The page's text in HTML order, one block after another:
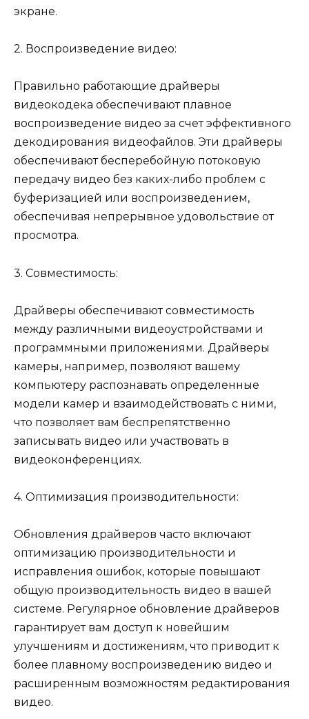
экране.
2. Воспроизведение видео:
Правильно работающие драйверы
видеокодека обеспечивают плавное
воспроизведение видео за счет эффективного
декодирования видеофайлов. Эти драйверы
обеспечивают бесперебойную потоковую
передачу видео без каких-либо проблем с
буферизацией или воспроизведением,
обеспечивая непрерывное удовольствие от
просмотра.
3. Совместимость:
Драйверы обеспечивают совместимость
между различными видеоустройствами и
программными приложениями. Драйверы
камеры, например, позволяют вашему
компьютеру распознавать определенные
модели камер и взаимодействовать с ними,
что позволяет вам беспрепятственно
записывать видео или участвовать в
видеоконференциях.
4. Оптимизация производительности:
Обновления драйверов часто включают
оптимизацию производительности и
исправления ошибок, которые повышают
общую производительность видео в вашей
системе. Регулярное обновление драйверов
гарантирует вам доступ к новейшим
улучшениям и достижениям, что приводит к
более плавному воспроизведению видео и
расширенным возможностям редактирования
видео.